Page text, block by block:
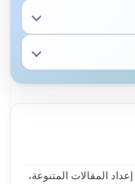
خبرة 2 سنة في إعداد المقالات المتنوعة،